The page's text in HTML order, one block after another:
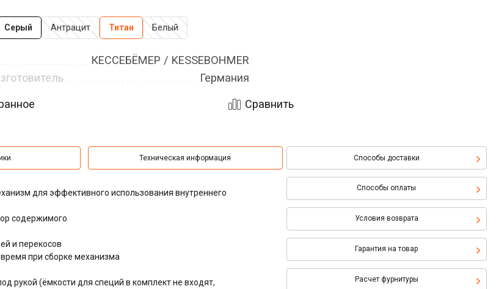
Серый Антрацит Титан Белый
КЕССЕБЁМЕР / KESSEBOHMER
Германия
Сравнить
Техническая информация Способы доставки
Способы оплаты
Условия возврата
Гарантия на товар
Расчет фурнитуры
для эффективного использования внутреннего
содержимого
и перекосов
при сборке механизма
рукой (ёмкости для специй в комплект не входят,